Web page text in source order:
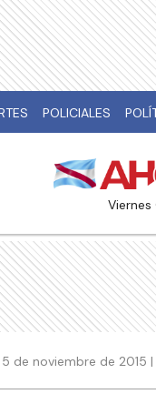
POLICIALES
5 de noviembre de 2015 |